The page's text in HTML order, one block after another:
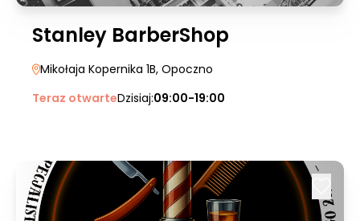
Stanley BarberShop
Mikołaja Kopernika 1B, Opoczno
Teraz otwarteDzisiaj:09:00-19:00